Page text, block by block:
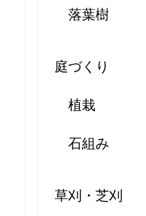
落葉樹
庭づくり
植栽
石組み
草刈・芝刈